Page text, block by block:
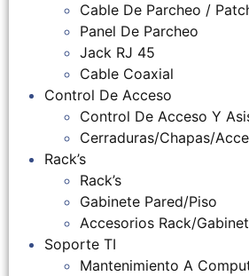
Cable De Parcheo /
Panel De Parcheo
Jack RJ 45
Cable Coaxial
Control De Acceso
Control De Acceso Y
Cerraduras/Chapas/
Rack’s
Rack’s
Gabinete Pared/Piso
Accesorios Rack/
Soporte TI
Mantenimiento A